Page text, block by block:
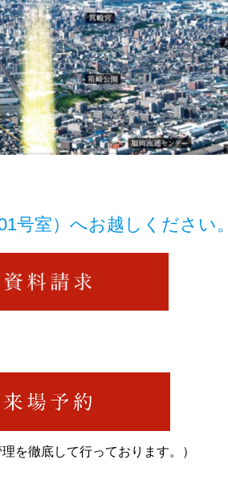
号室）へお越しください
を徹底して行っております。）